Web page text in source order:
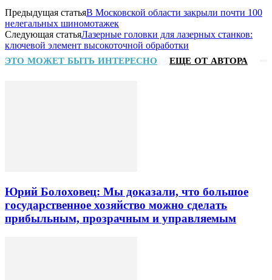
Предыдущая статьяВ Московской области закрыли почти 100
нелегальных шиномотажек
Следующая статьяЛазерные головки для лазерных станков:
ключевой элемент высокоточной обработки
ЭТО МОЖЕТ БЫТЬ ИНТЕРЕСНО ЕЩЕ ОТ АВТОРА
Юрий Болоховец: Мы доказали, что большое
государственное хозяйство можно сделать
прибыльным, прозрачным и управляемым